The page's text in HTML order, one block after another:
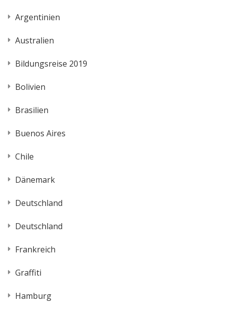
Argentinien
Australien
Bildungsreise 2019
Bolivien
Brasilien
Buenos Aires
Chile
Dänemark
Deutschland
Deutschland
Frankreich
Graffiti
Hamburg